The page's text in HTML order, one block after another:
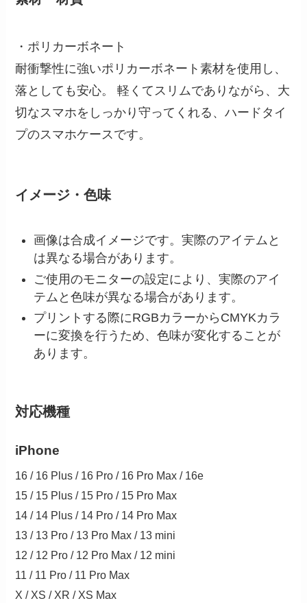
・ポリカーボネート
耐衝撃性に強いポリカーボネート素材を使用し、
落としても安心。 軽くてスリムでありながら、大
切なスマホをしっかり守ってくれる、ハードタイ
プのスマホケースです。
イメージ・色味
画像は合成イメージです。実際のアイテムと
は異なる場合があります。
ご使用のモニターの設定により、実際のアイ
テムと色味が異なる場合があります。
プリントする際にRGBカラーからCMYKカラ
ーに変換を行うため、色味が変化することが
あります。
対応機種
iPhone
16 / 16 Plus / 16 Pro / 16 Pro Max / 16e
15 / 15 Plus / 15 Pro / 15 Pro Max
14 / 14 Plus / 14 Pro / 14 Pro Max
13 / 13 Pro / 13 Pro Max / 13 mini
12 / 12 Pro / 12 Pro Max / 12 mini
11 / 11 Pro / 11 Pro Max
X / XS / XR / XS Max